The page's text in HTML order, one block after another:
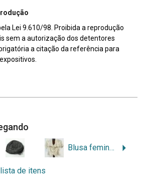
Lei 9.610/98. Proibida a reprodução
sem a autorização dos detentores
a citação da referência para
Blusa feminina de festa
de itens